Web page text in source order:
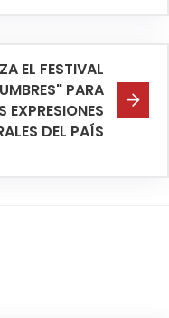
EL FESTIVAL
PARA
EXPRESIONES
DEL PAÍS